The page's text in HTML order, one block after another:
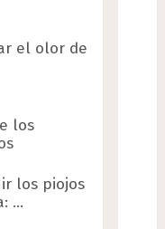
el olor de
los
los piojos
…